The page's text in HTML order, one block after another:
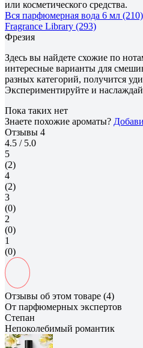
или косметического средства.
Вся парфюмерная вода 6 мл (210)
Fragrance Library (293)
Фрезия
Здесь вы найдете схожие по
интересные варианты для
разных категорий, получится
Экспериментируйте и
Пока таких нет
Знаете похожие ароматы?
Отзывы 4
4.5 / 5.0
5
(2)
4
(2)
3
(0)
2
(0)
1
(0)
Отзывы об этом товаре (4)
От парфюмерных экспертов
Степан
Непоколебимый романтик